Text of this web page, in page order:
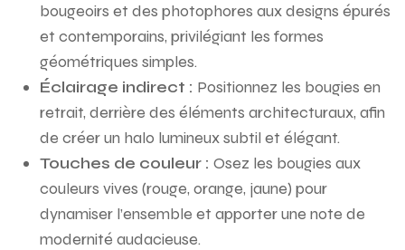
bougeoirs et des photophores aux designs épurés
et contemporains, privilégiant les formes
géométriques simples.
Éclairage indirect : Positionnez les bougies en
retrait, derrière des éléments architecturaux, afin
de créer un halo lumineux subtil et élégant.
Touches de couleur : Osez les bougies aux
couleurs vives (rouge, orange, jaune) pour
dynamiser l’ensemble et apporter une note de
modernité audacieuse.